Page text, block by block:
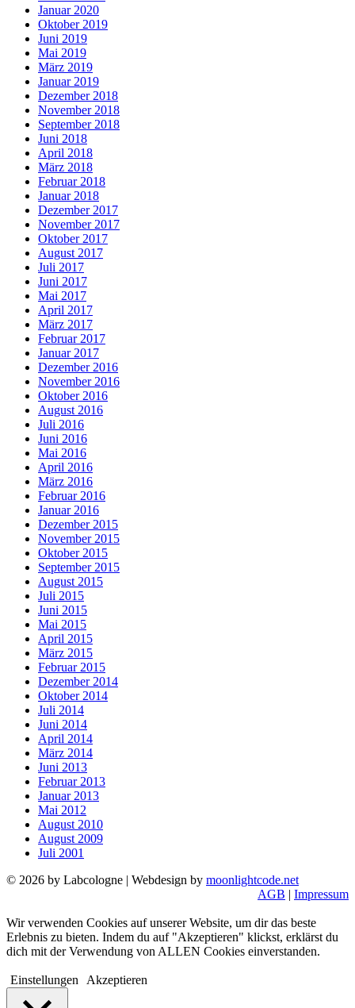
Januar 2020
Oktober 2019
Juni 2019
Mai 2019
März 2019
Januar 2019
Dezember 2018
November 2018
September 2018
Juni 2018
April 2018
März 2018
Februar 2018
Januar 2018
Dezember 2017
November 2017
Oktober 2017
August 2017
Juli 2017
Juni 2017
Mai 2017
April 2017
März 2017
Februar 2017
Januar 2017
Dezember 2016
November 2016
Oktober 2016
August 2016
Juli 2016
Juni 2016
Mai 2016
April 2016
März 2016
Februar 2016
Januar 2016
Dezember 2015
November 2015
Oktober 2015
September 2015
August 2015
Juli 2015
Juni 2015
Mai 2015
April 2015
März 2015
Februar 2015
Dezember 2014
Oktober 2014
Juli 2014
Juni 2014
April 2014
März 2014
Juni 2013
Februar 2013
Januar 2013
Mai 2012
August 2010
August 2009
Juli 2001
© 2026 by Labcologne | Webdesign by moonlightcode.net
AGB | Impressum
Wir verwenden Cookies auf unserer Website, um dir das beste
Erlebnis zu bieten. Indem du auf "Akzeptieren" klickst, erklärst du
dich mit der Verwendung von ALLEN Cookies einverstanden.
Einstellungen Akzeptieren